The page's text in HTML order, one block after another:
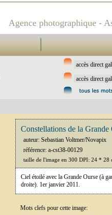
Agence photographique -
Constellations de la
auteur: Sebastian Voltmer/Novapix
référence: a-cst38-00129
taille de l'image en 300 DPI: 24 * 28
Ciel étoilé avec la Grande Ourse (à
droite). 1er janvier 2011.
Mots clefs pour cette image: